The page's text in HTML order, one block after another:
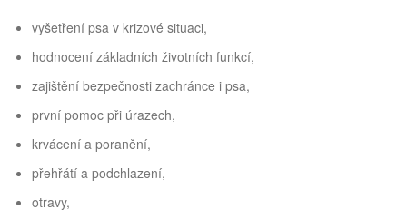
vyšetření psa v krizové situaci,
hodnocení základních životních funkcí,
zajištění bezpečnosti zachránce i psa,
první pomoc při úrazech,
krvácení a poranění,
přehřátí a podchlazení,
otravy,